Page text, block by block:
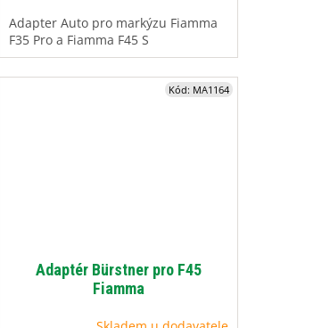
Adapter Auto pro markýzu Fiamma
F35 Pro a Fiamma F45 S
Adaptér Bürstner pro F45
Fiamma
Kód: MA1164